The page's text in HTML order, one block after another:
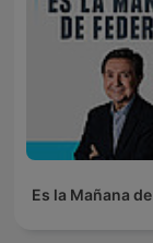
Es la Mañana